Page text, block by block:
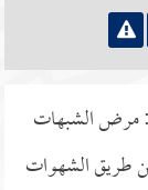
مرض الشبهات
طريق الشهوات